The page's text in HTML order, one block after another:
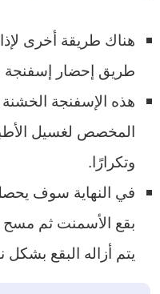
هناك طريقة أخرى
طريق إحضار
هذه الإسفنجة
المخصص لغسيل
وتكرارًا.
في النهاية سوف
بقع الأسمنت ثم
يتم أزاله البقع بشكل